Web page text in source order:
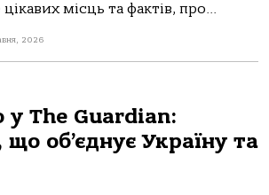
місць та фактів, про...
2026
у The Guardian:
об’єднує Україну та